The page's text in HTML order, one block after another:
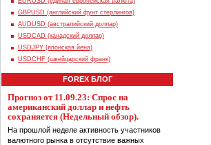
GBPUSD (английский фунт стерлингов)
AUDUSD (австралийский доллар)
USDCAD (канадский доллар)
USDJPY (японская йена)
USDCHF (швейцарский франк)
FOREX БЛОГ
Прогноз от 11.09.23: Спрос на
американский доллар и нефть
сохраняется (Недельный обзор).
На прошлой неделе активность участников
валютного рынка в отсутствие важных